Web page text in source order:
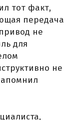
тот факт,
передача
не
для
не